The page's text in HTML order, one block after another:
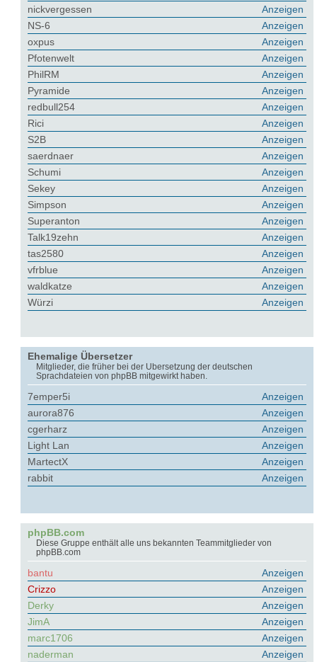
Anzeigen
nickvergessen
Anzeigen
NS-6
Anzeigen
oxpus
Anzeigen
Pfotenwelt
Anzeigen
PhilRM
Anzeigen
Pyramide
Anzeigen
redbull254
Anzeigen
Rici
Anzeigen
S2B
Anzeigen
saerdnaer
Anzeigen
Schumi
Anzeigen
Sekey
Anzeigen
Simpson
Anzeigen
Superanton
Anzeigen
Talk19zehn
Anzeigen
tas2580
Anzeigen
vfrblue
Anzeigen
waldkatze
Anzeigen
Würzi
Ehemalige Übersetzer
Mitglieder, die früher bei der Übersetzung der deutschen
Sprachdateien von phpBB mitgewirkt haben.
Anzeigen
7emper5i
Anzeigen
aurora876
Anzeigen
cgerharz
Anzeigen
Light Lan
Anzeigen
MartectX
Anzeigen
rabbit
phpBB.com
Diese Gruppe enthält alle uns bekannten Teammitglieder von
phpBB.com
Anzeigen
bantu
Anzeigen
Crizzo
Anzeigen
Derky
Anzeigen
JimA
Anzeigen
marc1706
Anzeigen
naderman